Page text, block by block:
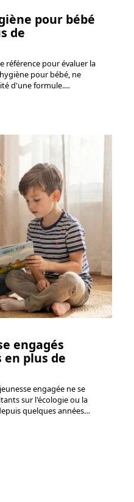
pour bébé
de
référence pour évaluer la
pour bébé, ne
d'une formule.…
engagés
plus de
engagée ne se
sur l'écologie ou la
quelques années…